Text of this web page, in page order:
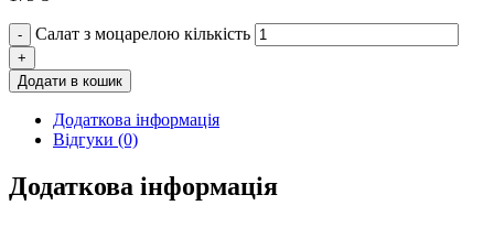
- Салат з моцарелою кількість
+
Додати в кошик
Додаткова інформація
Відгуки (0)
Додаткова інформація